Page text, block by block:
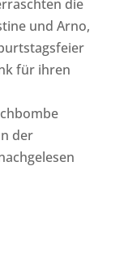
die
und Arno,
für ihren
der